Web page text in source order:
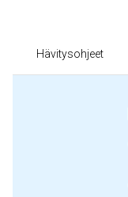
Hävitysohjeet